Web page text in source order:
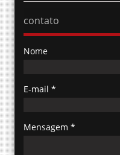
contato
Nome
E-mail *
Mensagem *